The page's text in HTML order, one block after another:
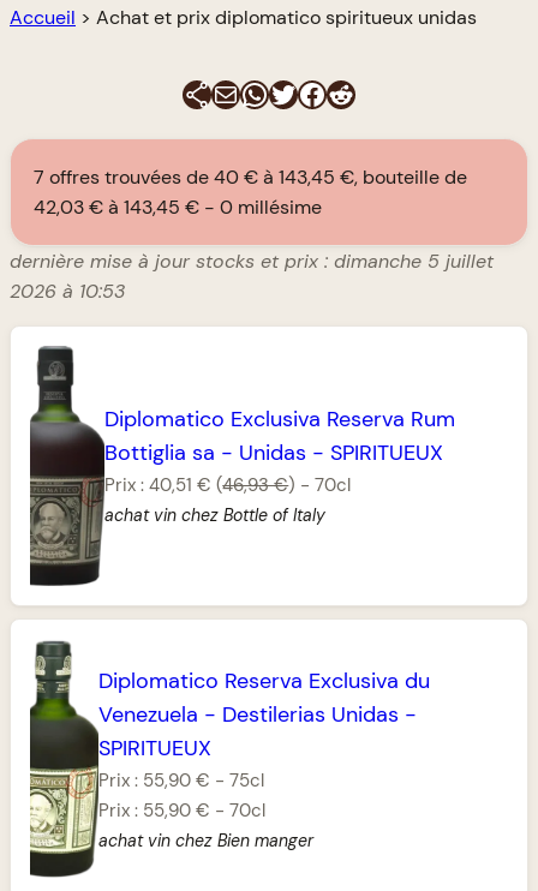
Accueil > Achat et prix diplomatico spiritueux unidas
E-mailWhatsApp
Twitter
Facebook
Reddit
7 offres trouvées de 40 € à 143,45 €, bouteille de
42,03 € à 143,45 €
0 millésime
dernière mise à jour stocks et prix : dimanche 5 juillet
2026 à 10:53
Diplomatico Exclusiva Reserva Rum
Bottiglia sa - Unidas -SPIRITUEUX
Prix :40,51 € (46,93 €) -70cl
achat vin chez Bottle of Italy
Diplomatico Reserva Exclusiva du
Venezuela - Destilerias Unidas -
SPIRITUEUX
Prix : 55,90 € - 75cl
Prix : 55,90 € - 70cl
achat vin chez Bien manger